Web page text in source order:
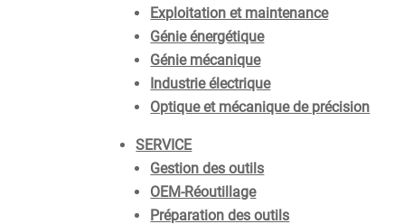
Exploitation et maintenance
Génie énergétique
Génie mécanique
Industrie électrique
Optique et mécanique de précision
SERVICE
Gestion des outils
OEM-Réoutillage
Préparation des outils